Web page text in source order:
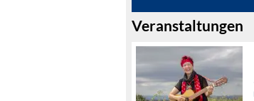
Veranstaltungen